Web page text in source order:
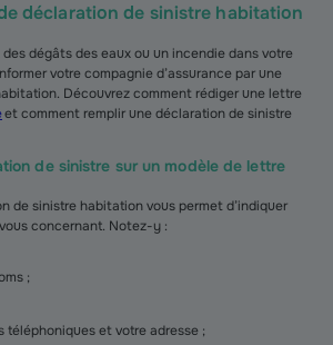
déclaration de sinistre habitation
dégâts des eaux ou un incendie dans votre
votre compagnie d’assurance par une
Découvrez comment rédiger une lettre
et comment remplir une déclaration de sinistre
de sinistre sur un modèle de lettre
de sinistre habitation vous permet d’indiquer
concernant. Notez-y :
;
téléphoniques et votre adresse ;